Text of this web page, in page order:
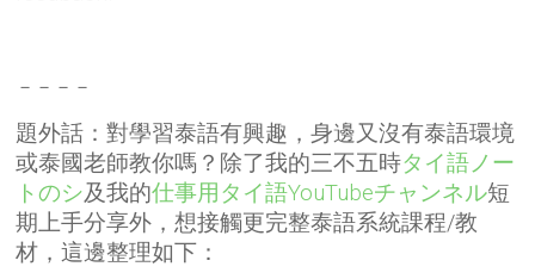
－－－－
題外話：對學習泰語有興趣，身邊又沒有泰語環境
或泰國老師教你嗎？除了我的三不五時タイ語ノー
トのシ及我的仕事用タイ語YouTubeチャンネル短
期上手分享外，想接觸更完整泰語系統課程/教
材，這邊整理如下：